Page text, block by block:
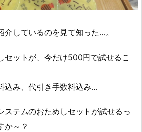
介しているのを見て知った…。
セットが、今だけ500円で試せるこ
込み、代引き手数料込み…
ステムのおためしセットが試せるっ
か～？